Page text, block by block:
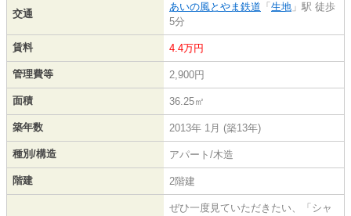
交通
あいの風とやま鉄道 「 生地 」駅 徒歩
5分
賃料 4.4万円
管理費等 2,900円
面積 36.25㎡
築年数 2013年 1月 (築13年)
種別/構造 アパート/木造
階建 2階建
ぜひ一度見ていただきたい、「シャ